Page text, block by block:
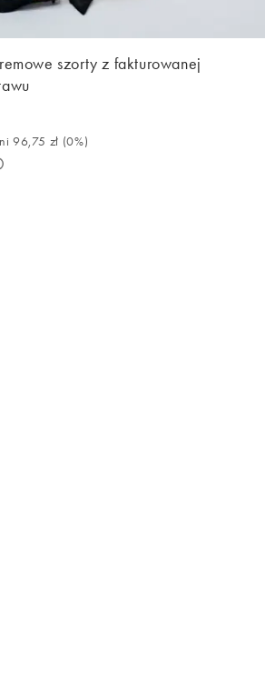
szorty z fakturowanej
cena od 30 dni 96,75 zł (0%). Było
96,75 zł (0%)